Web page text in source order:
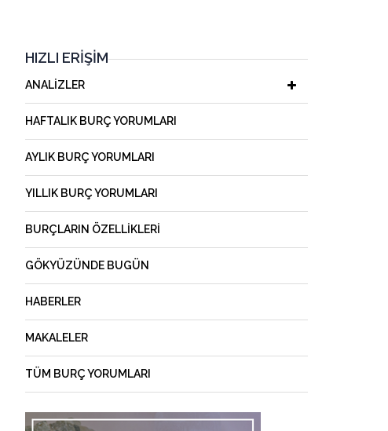
HIZLI ERIŞIM
ANALIZLER
HAFTALIK BURÇ YORUMLARI
AYLIK BURÇ YORUMLARI
YILLIK BURÇ YORUMLARI
BURÇLARIN ÖZELLIKLERI
GÖKYÜZÜNDE BUGÜN
HABERLER
MAKALELER
TÜM BURÇ YORUMLARI